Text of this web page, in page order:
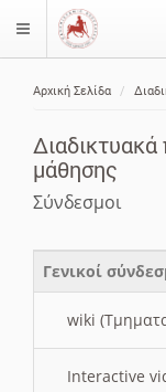
$langMenu
Αρχική Σελίδα
μάθησης
Σύνδεσμοι
Γενικοί
wiki
Interactive